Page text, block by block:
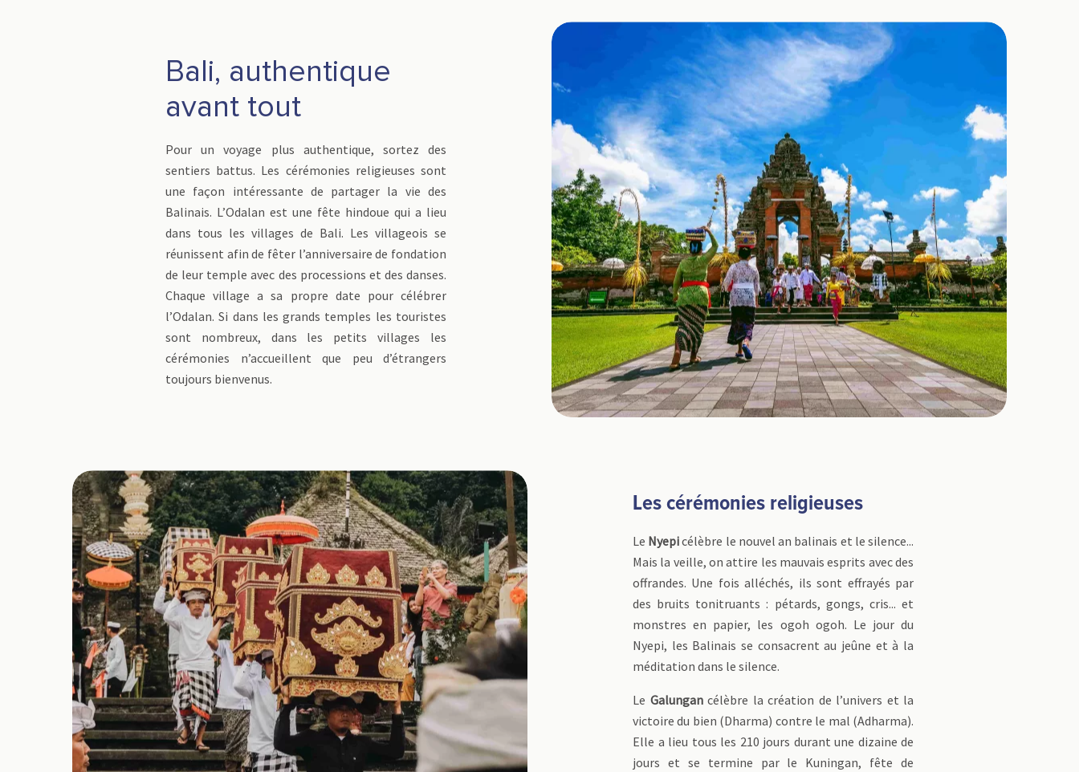
Bali, authentique
avant tout
Pour un voyage plus authentique, sortez des
sentiers battus. Les cérémonies religieuses sont
une façon intéressante de partager la vie des
Balinais. L’Odalan est une fête hindoue qui a lieu
dans tous les villages de Bali. Les villageois se
réunissent afin de fêter l’anniversaire de fondation
de leur temple avec des processions et des danses.
Chaque village a sa propre date pour célébrer
l’Odalan. Si dans les grands temples les touristes
sont nombreux, dans les petits villages les
cérémonies n’accueillent que peu d’étrangers
toujours bienvenus.
Les cérémonies religieuses
Le Nyepicélèbre le nouvel an balinais et le silence...
Mais la veille, on attire les mauvais esprits avec des
offrandes. Une fois alléchés, ils sont effrayés par
des bruits tonitruants : pétards, gongs, cris... et
monstres en papier, les ogoh ogoh. Le jour du
Nyepi, les Balinais se consacrent au jeûne et à la
méditation dans le silence.
Le Galungancélèbre la création de l’univers et la
victoire du bien (Dharma) contre le mal (Adharma).
Elle a lieu tous les 210 jours durant une dizaine de
jours et se termine par le Kuningan, fête de